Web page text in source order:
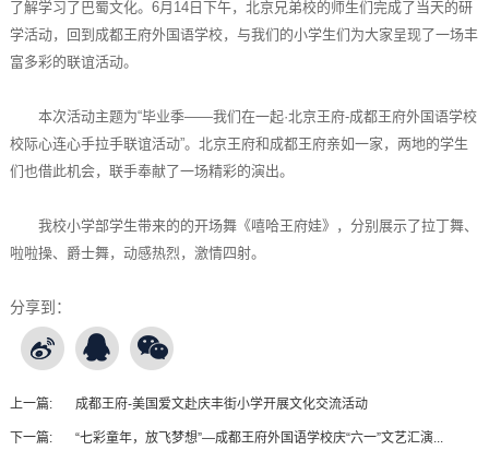
了解学习了巴蜀文化。6月14日下午，北京兄弟校的师生们完成了当天的研
学活动，回到成都王府外国语学校，与我们的小学生们为大家呈现了一场丰
富多彩的联谊活动。
本次活动主题为“毕业季——我们在一起·北京王府-成都王府外国语学校
校际心连心手拉手联谊活动”。北京王府和成都王府亲如一家，两地的学生
们也借此机会，联手奉献了一场精彩的演出。
我校小学部学生带来的的开场舞《嘻哈王府娃》，分别展示了拉丁舞、
啦啦操、爵士舞，动感热烈，激情四射。
分享到：
上一篇: 成都王府-美国爱文赴庆丰街小学开展文化交流活动
下一篇: “七彩童年，放飞梦想”—成都王府外国语学校庆“六一”文艺汇演...